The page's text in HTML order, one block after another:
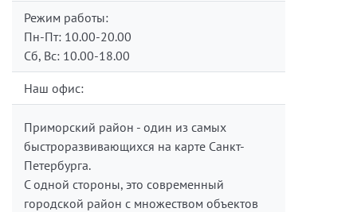
Режим работы:
Пн-Пт: 10.00-20.00
Сб, Вс: 10.00-18.00
Наш офис:
Приморский район - один из самых
быстроразвивающихся на карте Санкт-
Петербурга.
С одной стороны, это современный
городской район с множеством объектов